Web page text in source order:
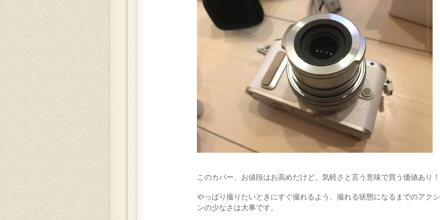
このカバー、お値段はお高めだけど、気軽さと言う意味で買う価値あり！
やっぱり撮りたいときにすぐ撮れるよう、撮れる状態になるまでのアク
ンの少なさは大事です。